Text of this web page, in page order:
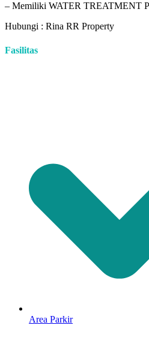
– Memiliki WATER TREATMENT
Hubungi : Rina RR Property
Fasilitas
Area Parkir